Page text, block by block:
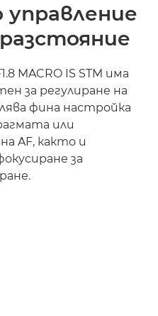
MACRO IS STM има
за регулиране на
фина настройка
или
AF, както и
за